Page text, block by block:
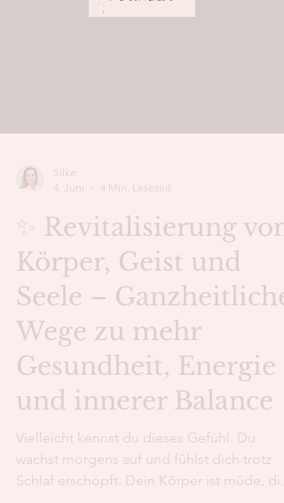
Silke
4. Juni
4 Min. Lesezeit
✨ Revitalisierung von
Körper, Geist und
Seele – Ganzheitliche
Wege zu mehr
Gesundheit, Energie
und innerer Balance
Vielleicht kennst du dieses Gefühl. Du